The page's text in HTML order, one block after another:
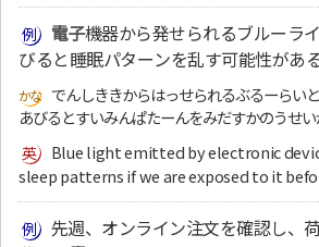
電子機器から発せられるブルーラ
びると睡眠パターンを乱す可能性がある
でんしききからはっせられるぶるーらい
あびるとすいみんぱたーんをみだすかのうせい
Blue light emitted by electronic
sleep patterns if we are exposed to it
先週、オンライン注文を確認し、